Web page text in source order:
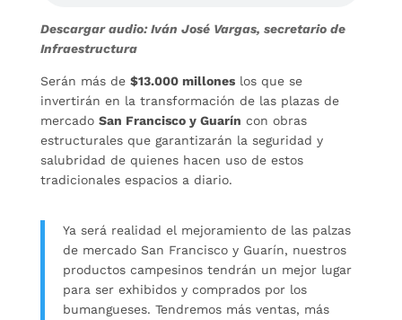
Descargar audio: Iván José Vargas, secretario de
Infraestructura
Serán más de $13.000 milloneslos que se
invertirán en la transformación de las plazas de
mercado San Francisco y Guarín con obras
estructurales que garantizarán la seguridad y
salubridad de quienes hacen uso de estos
tradicionales espacios a diario.
Ya será realidad el mejoramiento de las palzas
de mercado San Francisco y Guarín, nuestros
productos campesinos tendrán un mejor lugar
para ser exhibidos y comprados por los
bumangueses. Tendremos más ventas, más